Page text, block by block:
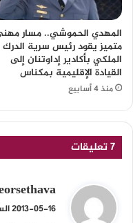
المهدي الحموشي.. مسار
متميز يقود رئيس سرية الدرك
الملكي بأكادير إداوتنان إلى
القيادة الإقليمية بمكناس
منذ 4 أسابيع
‫7 تعليقات
ي
ق
2013-05-16 الساعة 03:59